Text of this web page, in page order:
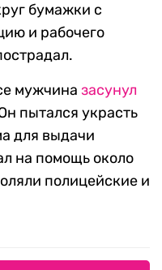
бумажки с
и рабочего
мужчина засунул
пытался украсть
для выдачи
на помощь около
полицейские и